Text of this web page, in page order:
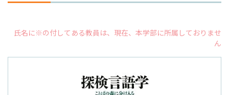
氏名に※の付してある教員は、現在、本学部に所属しておりませ
ん